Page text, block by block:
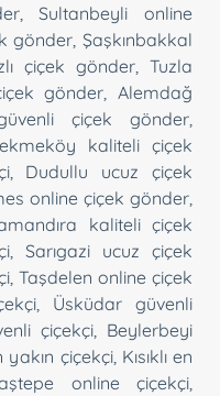
,Sultanbeyli online
gönder ,Şaşkınbakkal
çiçek gönder
Tuzla
gönder ,Alemdağ
çiçek gönder
kaliteli çiçek
, Dudullu ucuz çiçek
online çiçek gönder
kaliteli çiçek
, Sarıgazi ucuz çiçek
, Taşdelen online çiçek
Üsküdar güvenli
çiçekçi
Beylerbeyi
yakın çiçekçi, Kısıklı en
online çiçekçi